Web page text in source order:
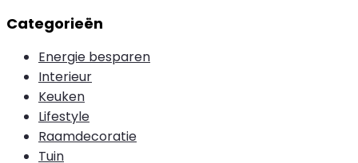
Categorieën
Energie besparen
Interieur
Keuken
Lifestyle
Raamdecoratie
Tuin